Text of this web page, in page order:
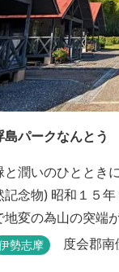
島パークなんとう
潤いのひとときによ
和１５年９月３日指定 この辺りはもと海
地変の為山の突端
すべり落ちその後
勢志摩 度会郡南